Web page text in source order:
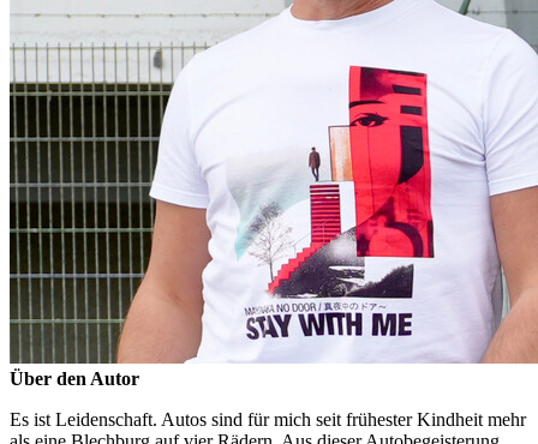
Über den Autor
Es ist Leidenschaft. Autos sind für mich seit frühester Kindheit mehr